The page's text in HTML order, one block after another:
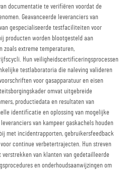
documentatie te verifiëren voordat de
Geavanceerde leveranciers van
gespecialiseerde testfaciliteiten voor
producten worden blootgesteld aan
zoals extreme temperaturen,
Hun veiligheidscertificeringsprocessen
testlaboratoria die naleving valideren
voor gasapparatuur en eisen
omvat uitgebreide
productiedata en resultaten van
identificatie en oplossing van mogelijke
van kampeer gaskachels houden
met incidentrapporten, gebruikersfeedback
continue verbetertrajecten. Hun streven
van klanten van gedetailleerde
en onderhoudsaanwijzingen om